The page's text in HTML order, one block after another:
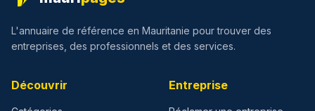
L'annuaire de référence en Mauritanie pour trouver des
entreprises, des professionnels et des services.
Découvrir Entreprise